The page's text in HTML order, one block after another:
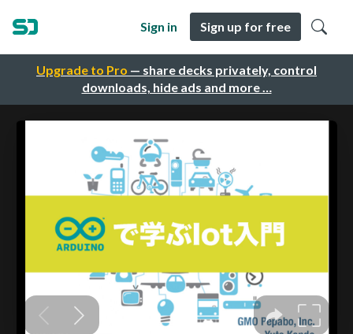
Upgrade to Pro — share decks privately, control
downloads, hide ads and more …
Sign in Sign up for free